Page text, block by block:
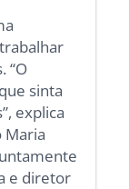
“O
sinta
explica
Maria
e diretor